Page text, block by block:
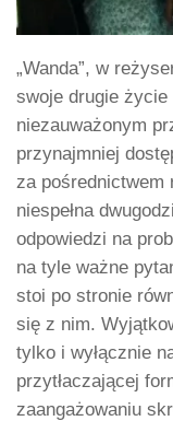
„Wanda”, w
swoje drugie
niezauważonym
przynajmniej
za pośrednictwem
niespełna
odpowiedzi na
na tyle ważne
stoi po stronie
się z nim.
tylko i wyłącznie
przytłaczającej
zaangażowaniu